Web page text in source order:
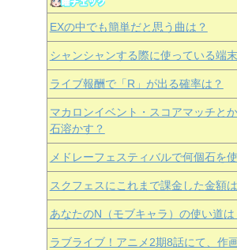
EXの中でも簡単だと思う曲は？
シャンシャンする際に使っている端
ライブ報酬で「R」が出る確率は？
マカロンイベント・スコアマッチと
石溶かす？
メドレーフェスティバルで何個石を
スクフェスにこれまで課金した金額
あなたのN（モブキャラ）の使い道は
ラブライブ！アニメ2期8話にて、作